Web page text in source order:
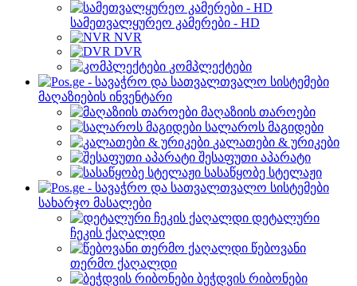
სამეთვალყურეო კამერები - HD
NVR
DVR
კომპლექტები
მაღაზიების ინვენტარი
მაღაზიის თაროები
სალაროს მაგიდები
კალათები & ურიკები
შესაფუთი აპარატი
სასაწყობე სტელაჟი
სახარჯო მასალები
დეტალური
ჩეკის ქაღალდი
წებოვანი
თერმო ქაღალდი
ბეჭდვის რიბონები